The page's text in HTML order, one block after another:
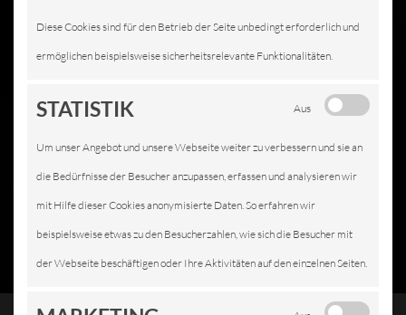
Diese Cookies sind für den Betrieb der Seite unbedingt erforderlich und
ermöglichen beispielsweise sicherheitsrelevante Funktionalitäten.
STATISTIK Aus
Um unser Angebot und unsere Webseite weiter zu verbessern und sie an
die Bedürfnisse der Besucher anzupassen, erfassen und analysieren wir
mit Hilfe dieser Cookies anonymisierte Daten. So erfahren wir
beispielsweise etwas zu den Besucherzahlen, wie sich die Besucher mit
der Webseite beschäftigen oder Ihre Aktivitäten auf den einzelnen Seiten.